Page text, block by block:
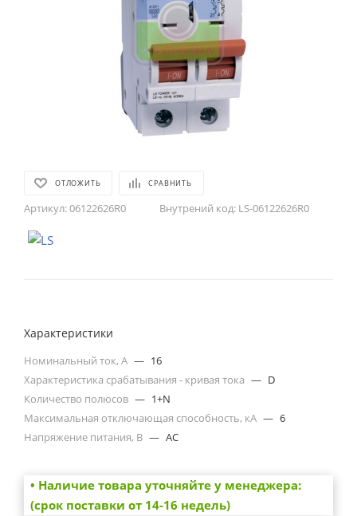
ОТЛОЖИТЬ СРАВНИТЬ
Артикул:06122626R0 Внутрений код: LS-06122626R0
Характеристики
Номинальный ток, А — 16
Характеристика срабатывания - кривая тока — D
Количество полюсов — 1+N
Максимальная отключающая способность, кА — 6
Напряжение питания, В — AC
• Наличие товара уточняйте у менеджера:
(срок поставки от 14-16 недель)